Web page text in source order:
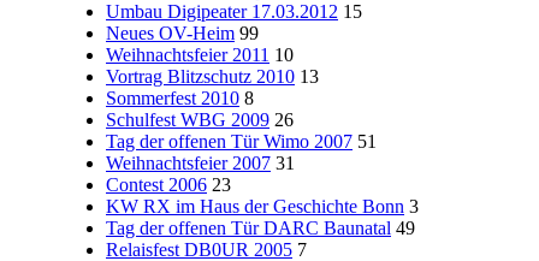
Umbau Digipeater 17.03.2012 15
Neues OV-Heim 99
Weihnachtsfeier 2011 10
Vortrag Blitzschutz 2010 13
Sommerfest 2010 8
Schulfest WBG 2009 26
Tag der offenen Tür Wimo 2007 51
Weihnachtsfeier 2007 31
Contest 2006 23
KW RX im Haus der Geschichte Bonn 3
Tag der offenen Tür DARC Baunatal 49
Relaisfest DB0UR 2005 7